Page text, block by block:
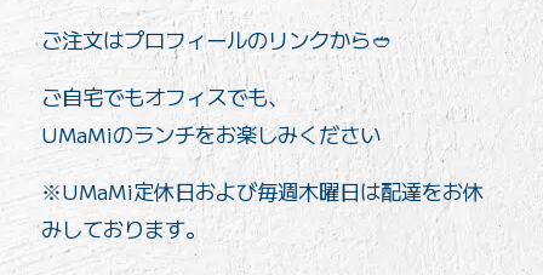
️ご注文はプロフィールのリンクから🥙
ご自宅でもオフィスでも、
UMaMiのランチをお楽しみください
※UMaMi定休日および毎週木曜日は配達をお休
みしております。